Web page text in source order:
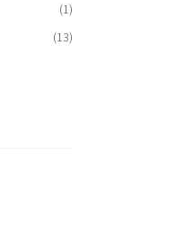
(1)
(13)